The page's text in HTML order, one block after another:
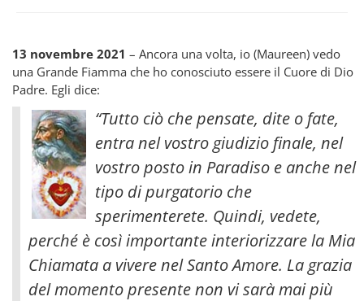
13 novembre 2021 – Ancora una volta, io (Maureen) vedo
una Grande Fiamma che ho conosciuto essere il Cuore di Dio
Padre. Egli dice:
“Tutto ciò che pensate, dite o fate,
entra nel vostro giudizio finale, nel
vostro posto in Paradiso e anche nel
tipo di purgatorio che
sperimenterete. Quindi, vedete,
perché è così importante interiorizzare la Mia
Chiamata a vivere nel Santo Amore. La grazia
del momento presente non vi sarà mai più